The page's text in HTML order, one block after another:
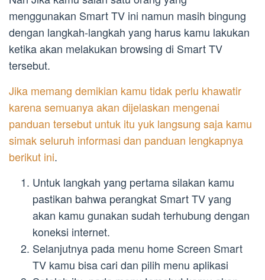
menggunakan Smart TV ini namun masih bingung
dengan langkah-langkah yang harus kamu lakukan
ketika akan melakukan browsing di Smart TV
tersebut.
Jika memang demikian kamu tidak perlu khawatir
karena semuanya akan dijelaskan mengenai
panduan tersebut untuk itu yuk langsung saja kamu
simak seluruh informasi dan panduan lengkapnya
berikut ini.
Untuk langkah yang pertama silakan kamu
pastikan bahwa perangkat Smart TV yang
akan kamu gunakan sudah terhubung dengan
koneksi internet.
Selanjutnya pada menu home Screen Smart
TV kamu bisa cari dan pilih menu aplikasi